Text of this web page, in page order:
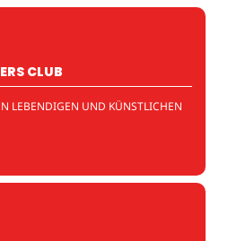
CLUB
LEBENDIGEN UND KÜNSTLICHEN